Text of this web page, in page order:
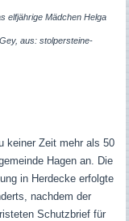
elfjährige Mädchen Helga
aus: stolpersteine-
keiner Zeit mehr als 50
Hagen an. Die
in Herdecke erfolgte
nachdem der
Schutzbrief für